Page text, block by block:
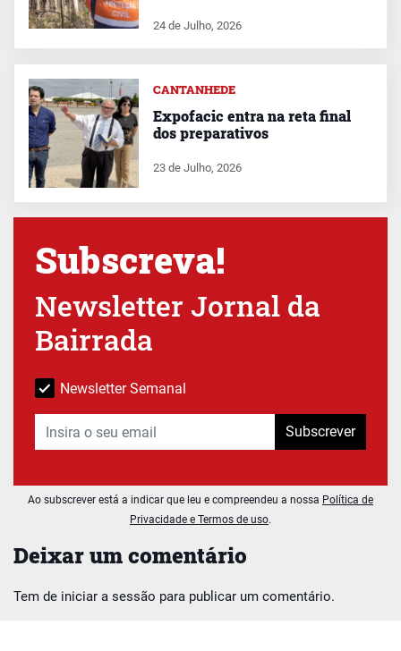
Deixar um comentário
Tem de iniciar a sessão para publicar um comentário.
24 de Julho, 2026
CANTANHEDE
Expofacic entra na reta final
dos preparativos
23 de Julho, 2026
Subscreva!
Newsletter Jornal da
Bairrada
Newsletter Semanal
Subscrever
Ao subscrever está a indicar que leu e compreendeu a nossa Política de
Privacidade e Termos de uso.